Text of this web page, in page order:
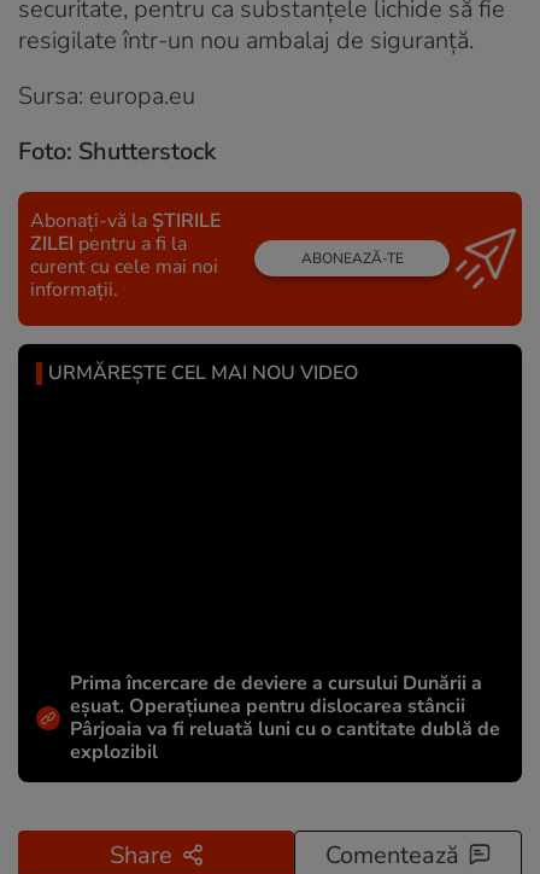
securitate, pentru ca substanțele lichide să fie
resigilate într-un nou ambalaj de siguranță.
Sursa: europa.eu
Foto: Shutterstock
Abonați-vă la ȘTIRILE
ZILEI pentru a fi la
curent cu cele mai noi
informații.
ABONEAZĂ-TE
URMĂREȘTE CEL MAI NOU VIDEO
Prima încercare de deviere a cursului Dunării a
eșuat. Operațiunea pentru dislocarea stâncii
Pârjoaia va fi reluată luni cu o cantitate dublă de
explozibil
Share Comentează